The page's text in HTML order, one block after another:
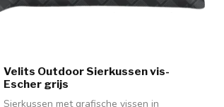
Velits Outdoor Sierkussen vis-
Escher grijs
Sierkussen met grafische vissen in